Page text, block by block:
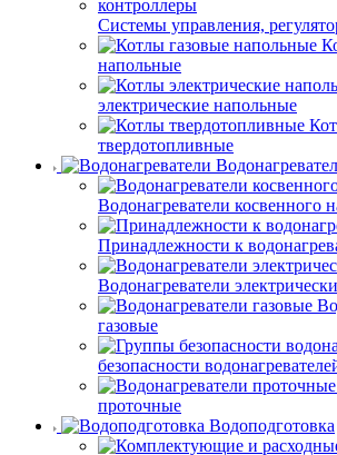
Системы управления,
напольные
электрические напольные
твердотопливные
Водонагреватели косвенного
Принадлежности к
Водонагреватели
газовые
безопасности
проточные
Водоподготовка